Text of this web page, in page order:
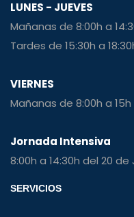
LUNES - JUEVES
Mañanas de 8:00h a
Tardes de 15:30h a
VIERNES
Mañanas de 8:00h a 15h
Jornada Intensiva
8:00h a 14:30h del 20
SERVICIOS